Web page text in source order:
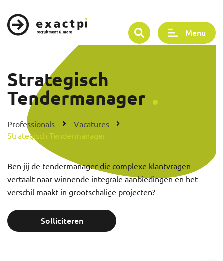
Menu
Strategisch
Tendermanager
Professionals
Vacatures
Strategisch Tendermanager
Ben jij de tendermanager die complexe klantvragen
vertaalt naar winnende integrale aanbiedingen en het
verschil maakt in grootschalige projecten?
Solliciteren